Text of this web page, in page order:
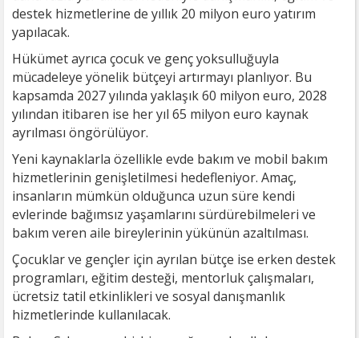
destek hizmetlerine de yıllık 20 milyon euro yatırım
yapılacak.
Hükümet ayrıca çocuk ve genç yoksulluğuyla
mücadeleye yönelik bütçeyi artırmayı planlıyor. Bu
kapsamda 2027 yılında yaklaşık 60 milyon euro, 2028
yılından itibaren ise her yıl 65 milyon euro kaynak
ayrılması öngörülüyor.
Yeni kaynaklarla özellikle evde bakım ve mobil bakım
hizmetlerinin genişletilmesi hedefleniyor. Amaç,
insanların mümkün olduğunca uzun süre kendi
evlerinde bağımsız yaşamlarını sürdürebilmeleri ve
bakım veren aile bireylerinin yükünün azaltılması.
Çocuklar ve gençler için ayrılan bütçe ise erken destek
programları, eğitim desteği, mentorluk çalışmaları,
ücretsiz tatil etkinlikleri ve sosyal danışmanlık
hizmetlerinde kullanılacak.